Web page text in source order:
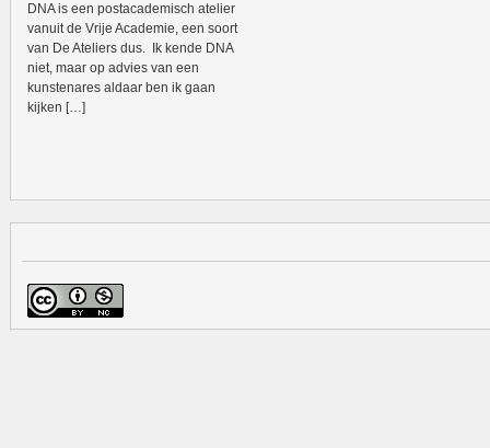
DNA is een postacademisch atelier
vanuit de Vrije Academie, een soort
van De Ateliers dus. Ik kende DNA
niet, maar op advies van een
kunstenares aldaar ben ik gaan
kijken […]